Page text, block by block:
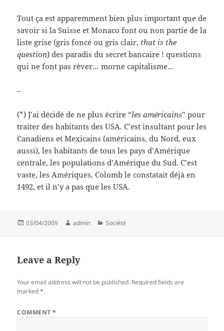
Tout ça est apparemment bien plus important que de
savoir si la Suisse et Monaco font ou non partie de la
liste grise (gris foncé ou gris clair, that is the
question) des paradis du secret bancaire ! questions
qui ne font pas rêver… morne capitalisme…
–
(*) J’ai décidé de ne plus écrire “les américains” pour
traiter des habitants des USA. C’est insultant pour les
Canadiens et Mexicains (américains, du Nord, eux
aussi), les habitants de tous les pays d’Amérique
centrale, les populations d’Amérique du Sud. C’est
vaste, les Amériques, Colomb le constatait déjà en
1492, et il n’y a pas que les USA.
Posted
03/04/2009 Author
admin Categories
Société
Leave a Reply
Your email address will not be published. Required fields are
marked*
COMMENT*